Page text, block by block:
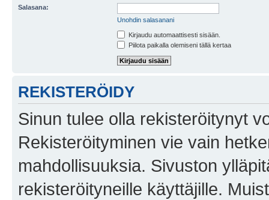
Salasana:
Unohdin salasanani
Kirjaudu automaattisesti sisään.
Piilota paikalla olemiseni tällä kertaa
REKISTERÖIDY
Sinun tulee olla rekisteröitynyt
Rekisteröityminen vie vain
mahdollisuuksia. Sivuston
rekisteröityneille käyttäjille.